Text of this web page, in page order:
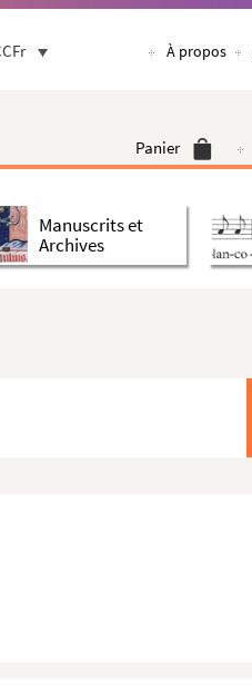
À propos
Panier
Manuscrits et
Archives